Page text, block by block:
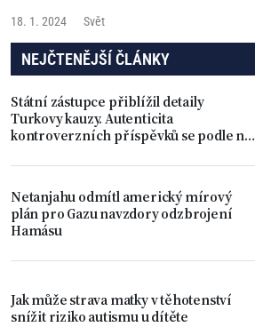
18. 1. 2024
Svět
NEJČTENĚJŠÍ ČLÁNKY
Státní zástupce přiblížil detaily
Turkovy kauzy. Autenticita
kontroverzních příspěvků se podle něj
Netanjahu odmítl americký mírový
plán pro Gazu navzdory odzbrojení
Hamásu
Jak může strava matky v těhotenství
snížit riziko autismu u dítěte